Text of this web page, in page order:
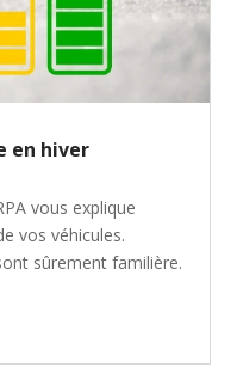
en hiver
vous explique
vos véhicules.
sûrement familière.